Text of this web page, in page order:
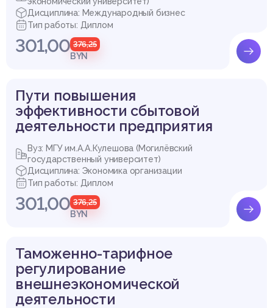
Дисциплина: Международный бизнес
Тип работы: Диплом
301,00 376,25
BYN
Пути повышения
эффективности сбытовой
деятельности предприятия
Вуз: МГУ им.А.А.Кулешова (Могилёвский
государственный университет)
Дисциплина: Экономика организации
Тип работы: Диплом
301,00 376,25
BYN
Таможенно-тарифное
регулирование
внешнеэкономической
деятельности